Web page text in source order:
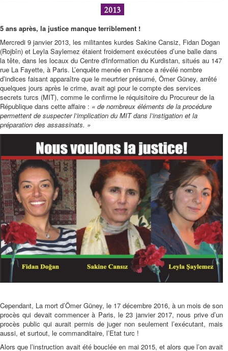
2013
5 ans après, la justice manque terriblement !
Mercredi 9 janvier 2013, les militantes kurdes Sakine Cansiz, Fidan Dogan
(Rojbîn) et Leyla Saylemez étaient froidement exécutées d’une balle dans
la tête, dans les locaux du Centre d'Information du Kurdistan, situés au 147
rue La Fayette, à Paris. L’enquête menée en France a révélé nombre
d’indices faisant apparaître que le meurtrier présumé, Ömer Güney, arrêté
quelques jours après le crime, avait agi pour le compte des services
secrets turcs (MIT), comme le confirme le réquisitoire du Procureur de la
République dans cette affaire : « de nombreux éléments de la procédure
permettent de suspecter l’implication du MIT dans l’instigation et la
préparation des assassinats. »
Cependant, La mort d’Ömer Güney, le 17 décembre 2016, à un mois de son
procès qui devait commencer à Paris, le 23 janvier 2017, nous prive d’un
procès public qui aurait permis de juger non seulement l’exécutant, mais
aussi, et surtout, le commanditaire, l’Etat turc !
Alors que l’instruction avait été bouclée en mai 2015, et alors que l’on avait